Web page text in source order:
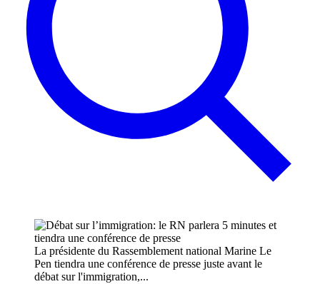
La présidente du Rassemblement national Marine Le
Pen tiendra une conférence de presse juste avant le
débat sur l'immigration,...